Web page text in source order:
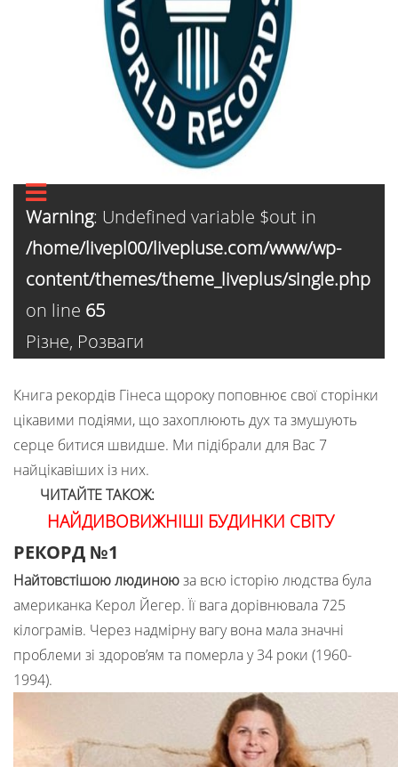
Warning: Undefined variable $out in
/home/livepl00/livepluse.com/www/wp-
content/themes/theme_liveplus/single.php
on line 65
Різне, Розваги
Книга рекордів Гінеса щороку поповнює свої сторінки
цікавими подіями, що захоплюють дух та змушують
серце битися швидше. Ми підібрали для Вас 7
найцікавіших із них.
ЧИТАЙТЕ ТАКОЖ:
НАЙДИВОВИЖНІШІ БУДИНКИ СВІТУ
РЕКОРД №1
Найтовстішою людиноюза всю історію людства була
американка Керол Йегер. Її вага дорівнювала 725
кілограмів. Через надмірну вагу вона мала значні
проблеми зі здоров’ям та померла у 34 роки (1960-
1994).